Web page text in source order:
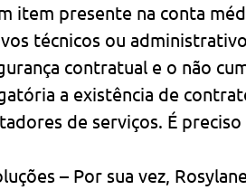
item presente na conta
técnicos ou
contratual e o não
a existência de
de serviços. É
– Por sua vez,